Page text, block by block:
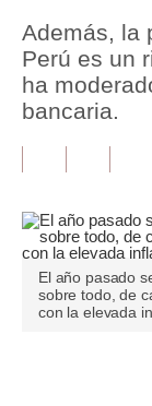
Política
Tu Dinero
Finanzas
Plus G
Opinión
Editorial
Además, la
Perú es un
ha
bancaria.
El año pasado
sobre todo, de
con la elevada